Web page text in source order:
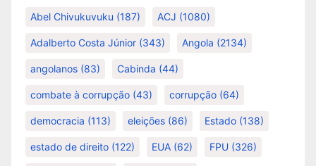
Abel Chivukuvuku (187) ACJ (1080)
Adalberto Costa Júnior (343) Angola (2134)
angolanos (83) Cabinda (44)
combate à corrupção (43) corrupção (64)
democracia (113) eleições (86) Estado (138)
estado de direito (122) EUA (62) FPU (326)